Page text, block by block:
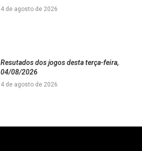
4 de agosto de 2026
Resutados dos jogos desta terça-feira,
04/08/2026
4 de agosto de 2026